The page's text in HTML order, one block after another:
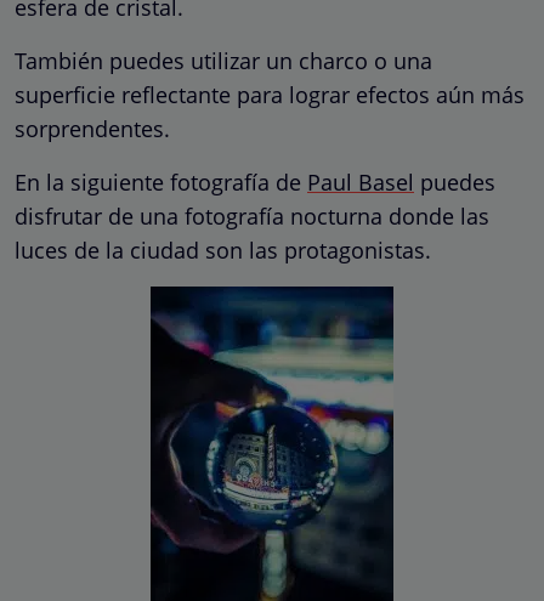
esfera de cristal.
También puedes utilizar un charco o una
superficie reflectante para lograr efectos aún más
sorprendentes.
En la siguiente fotografía de Paul Basel puedes
disfrutar de una fotografía nocturna donde las
luces de la ciudad son las protagonistas.